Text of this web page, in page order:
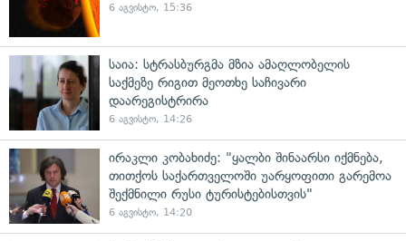
6 აგვისტო, 15:36
საია: სტრასბურგმა მზია ამაღლობელის
საქმეზე რიგით მეოთხე საჩივარი
დაარეგისტრირა
6 აგვისტო, 14:26
ირაკლი კობახიძე: "ყალბი შინაარსი იქმნება,
თითქოს საქართველოში უარყოფითი გარემოა
შექმნილი რუსი ტურისტებისთვის"
6 აგვისტო, 14:20